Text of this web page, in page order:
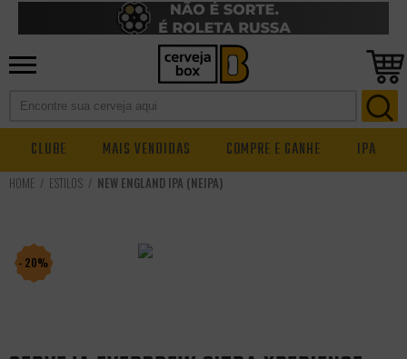
CLUBE MAIS VENDIDAS COMPRE E GANHE IPA
ESTILOS NEW ENGLAND IPA (NEIPA)
- 20%